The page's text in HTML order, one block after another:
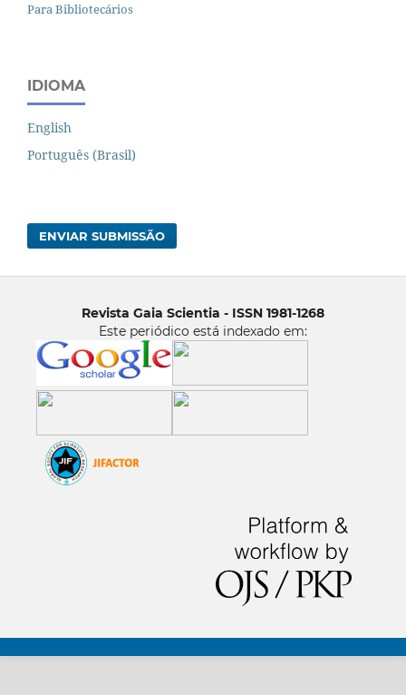
Para Bibliotecários
IDIOMA
English
Português (Brasil)
ENVIAR SUBMISSÃO
Revista Gaia Scientia - ISSN 1981-1268
Este periódico está indexado em: